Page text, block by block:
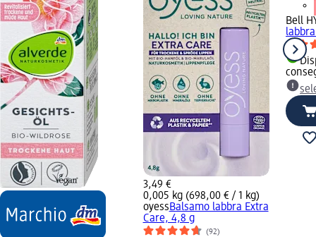
3,49 €
0,005 kg (698,00 € / 1 kg)
oyessBalsamo labbra Extra
Care, 4,8 g
(92)
Bell